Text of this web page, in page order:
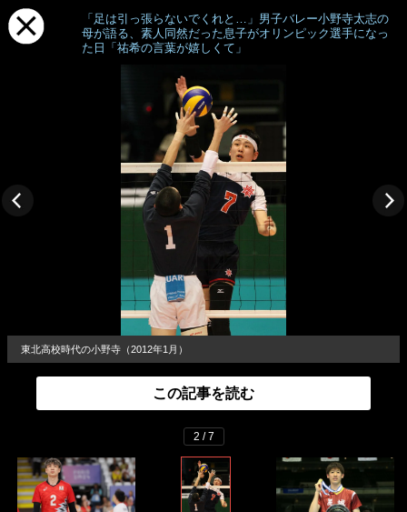
「足は引っ張らないでくれと…」男子バレー小野寺太志の
母が語る、素人同然だった息子がオリンピック選手になっ
た日「祐希の言葉が嬉しくて」
東北高校時代の小野寺（2012年1月）
この記事を読む
2 / 7